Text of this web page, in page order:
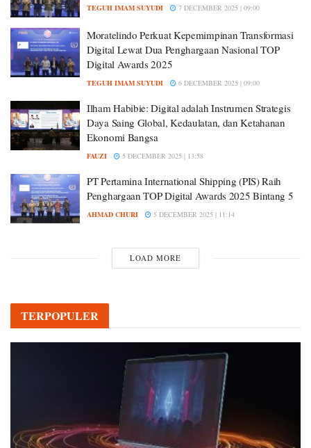
TEGUH IMAM SUYUDI 7 DECEMBER 2025 | 09:00
Moratelindo Perkuat Kepemimpinan Transformasi
Digital Lewat Dua Penghargaan Nasional TOP
Digital Awards 2025
TEGUH IMAM SUYUDI 6 DECEMBER 2025 | 09:00
Ilham Habibie: Digital adalah Instrumen Strategis
Daya Saing Global, Kedaulatan, dan Ketahanan
Ekonomi Bangsa
FAUZI 5 DECEMBER 2025 | 13:58
PT Pertamina International Shipping (PIS) Raih
Penghargaan TOP Digital Awards 2025 Bintang 5
AHMAD CHURI 5 DECEMBER 2025 | 11:14
LOAD MORE
TERPOPULER